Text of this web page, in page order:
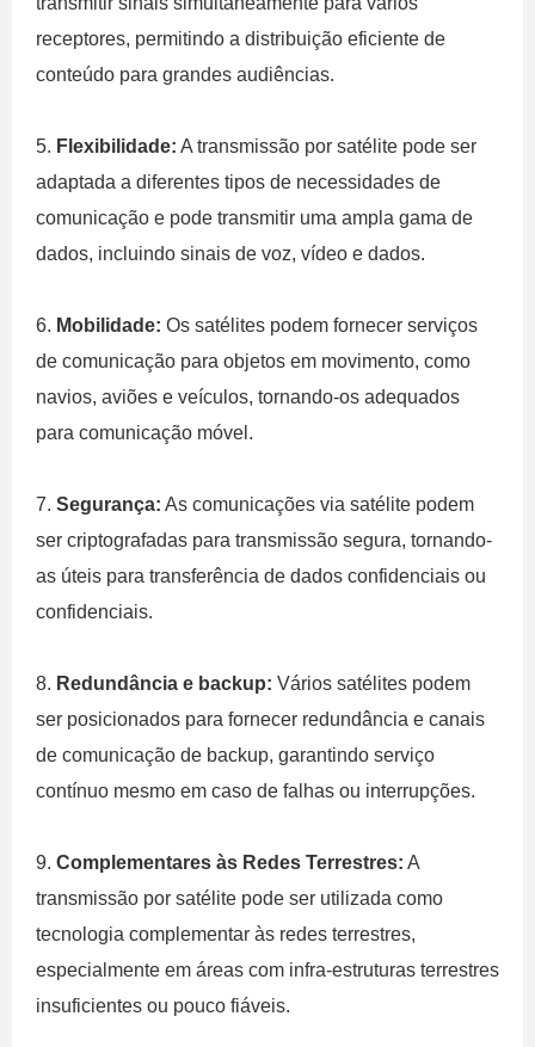
receptores, permitindo a distribuição eficiente de
conteúdo para grandes audiências.
5. Flexibilidade: A transmissão por satélite pode ser
adaptada a diferentes tipos de necessidades de
comunicação e pode transmitir uma ampla gama de
dados, incluindo sinais de voz, vídeo e dados.
6. Mobilidade: Os satélites podem fornecer serviços
de comunicação para objetos em movimento, como
navios, aviões e veículos, tornando-os adequados
para comunicação móvel.
7. Segurança: As comunicações via satélite podem
ser criptografadas para transmissão segura, tornando-
as úteis para transferência de dados confidenciais ou
confidenciais.
8. Redundância e backup: Vários satélites podem
ser posicionados para fornecer redundância e canais
de comunicação de backup, garantindo serviço
contínuo mesmo em caso de falhas ou interrupções.
9. Complementares às Redes Terrestres: A
transmissão por satélite pode ser utilizada como
tecnologia complementar às redes terrestres,
especialmente em áreas com infra-estruturas terrestres
insuficientes ou pouco fiáveis.